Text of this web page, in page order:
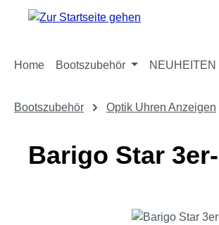
Hauptinhalt springen
Zur Suche springen
Zur Hauptnavigation springen
Home Bootszubehör NEUHEITEN
Bootszubehör Optik Uhren Anzeigen
Barigo Star
Bildergalerie überspringen